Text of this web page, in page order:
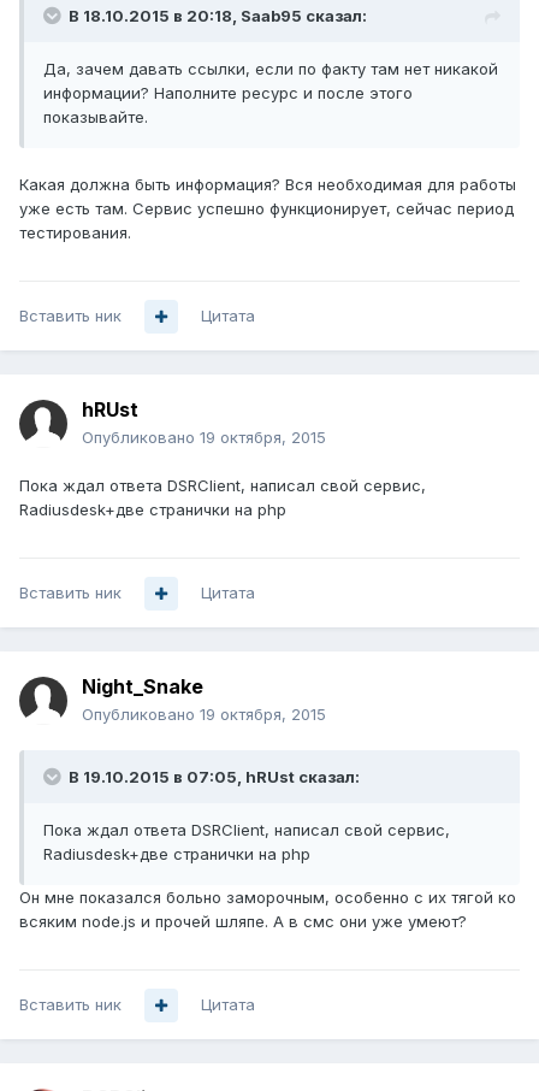
В 18.10.2015 в 20:18, Saab95 сказал:
Да, зачем давать ссылки, если по факту там нет никакой
информации? Наполните ресурс и после этого
показывайте.
Какая должна быть информация? Вся необходимая для работы
уже есть там. Сервис успешно функционирует, сейчас период
тестирования.
Вставить ник Цитата
hRUst
Опубликовано 19 октября, 2015
Пока ждал ответа DSRClient, написал свой сервис,
Radiusdesk+две странички на php
Вставить ник Цитата
Night_Snake
Опубликовано 19 октября, 2015
В 19.10.2015 в 07:05, hRUst сказал:
Пока ждал ответа DSRClient, написал свой сервис,
Radiusdesk+две странички на php
Он мне показался больно заморочным, особенно с их тягой ко
всяким node.js и прочей шляпе. А в смс они уже умеют?
Вставить ник Цитата